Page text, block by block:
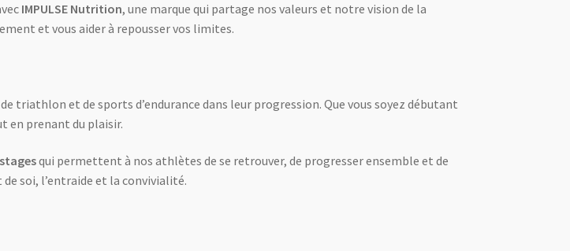
IMPULSE Nutrition, une marque qui partage nos valeurs et notre vision de la
et vous aider à repousser vos limites.
triathlon et de sports d’endurance dans leur progression. Que vous soyez débutant
en prenant du plaisir.
stagesqui permettent à nos athlètes de se retrouver, de progresser ensemble et de
soi, l’entraide et la convivialité.